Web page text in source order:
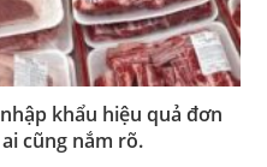
khẩu hiệu quả đơn
cũng nắm rõ.